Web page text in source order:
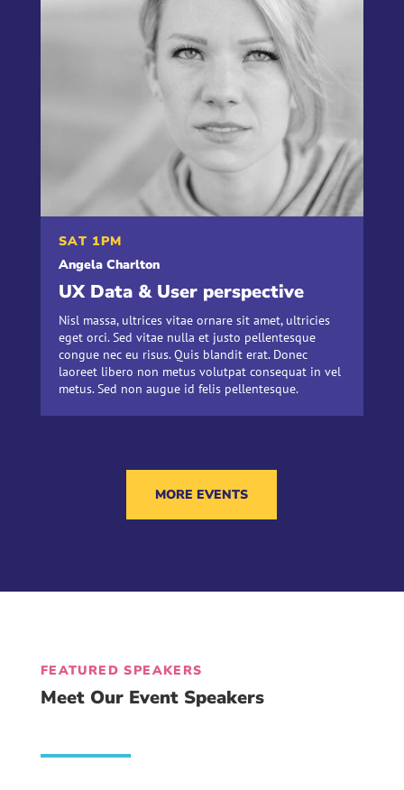
SAT 1PM
Angela Charlton
UX Data & User perspective
Nisl massa, ultrices vitae ornare sit amet, ultricies
eget orci. Sed vitae nulla et justo pellentesque
congue nec eu risus. Quis blandit erat. Donec
laoreet libero non metus volutpat consequat in vel
metus. Sed non augue id felis pellentesque.
MORE EVENTS
FEATURED SPEAKERS
Meet Our Event Speakers